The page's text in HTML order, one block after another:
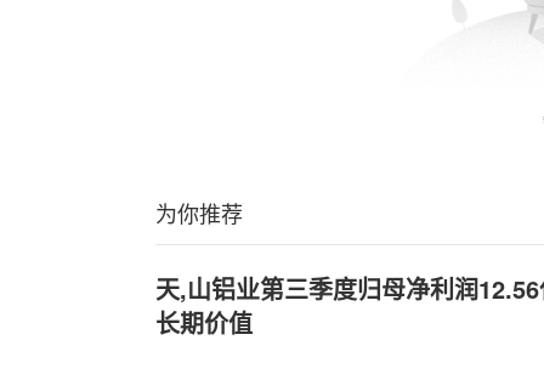
为你推荐
天,山铝业第三季度归母净利润
长期价值